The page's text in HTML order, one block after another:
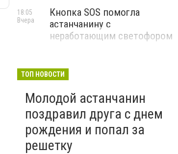
Кнопка SOS помогла
астанчанину с
неработающим светофором
18:05
Вчера
ТОП НОВОСТИ
Молодой астанчанин
поздравил друга с днем
рождения и попал за
решетку